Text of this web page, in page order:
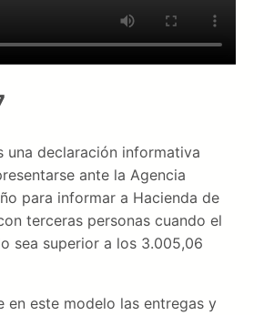
una declaración informativa
ante la Agencia
para informar a Hacienda de
terceras personas cuando el
sea superior a los 3.005,06
en este modelo las entregas y